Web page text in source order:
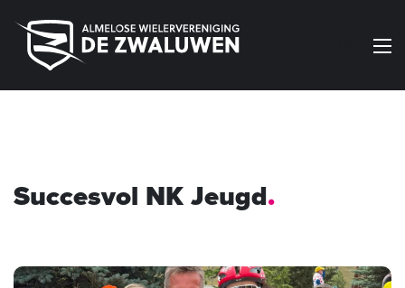
Succesvol NK Jeugd